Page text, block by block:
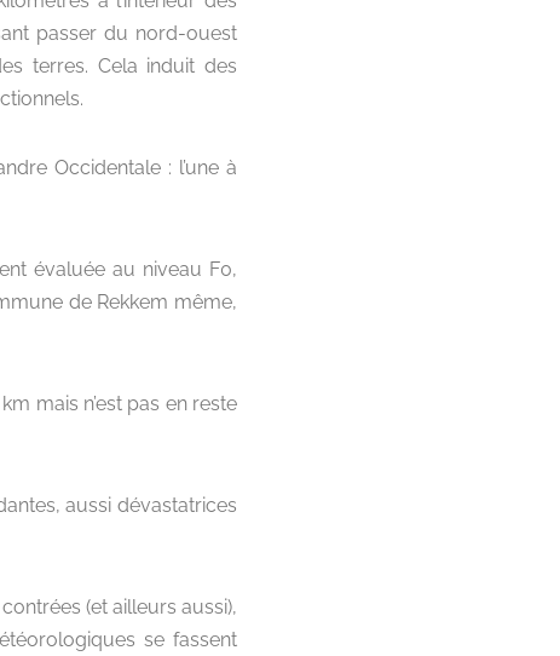
passer du nord-ouest
terres. Cela induit des
Occidentale : l’une à
évaluée au niveau F0,
de Rekkem même,
mais n’est pas en reste
aussi dévastatrices
(et ailleurs aussi),
se fassent